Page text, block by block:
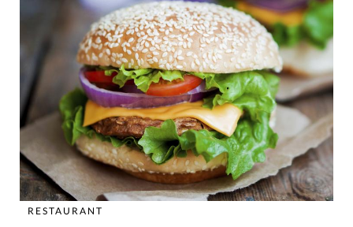
RESTAURANT